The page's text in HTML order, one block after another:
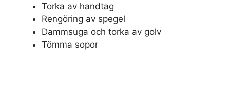
Torka av handtag
Rengöring av spegel
Dammsuga och torka av golv
Tömma sopor